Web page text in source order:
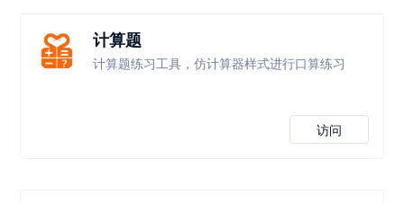
计算题
计算题练习工具，仿计算器样式进行口算练习
访问